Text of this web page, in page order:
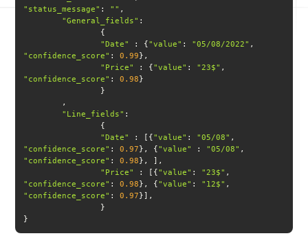
"status_message" : ""
"General_fields"
"Date"
: {"value" : "05/08/2022"
"confidence_score" : 0.99
"Price"
: {"value" : "23$"
"confidence_score" : 0.98
"Line_fields"
"Date"
: [{"value" : "05/08"
"confidence_score" : 0.97}, {"value" : "05/08"
"confidence_score" : 0.98
"Price"
: [{"value" : "23$"
"confidence_score" : 0.98}, {"value" : "12$"
"confidence_score" : 0.97
}